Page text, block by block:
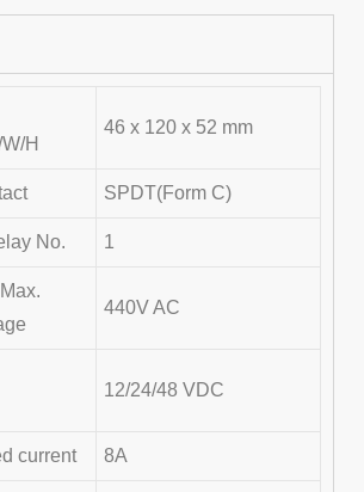
H
46 x 120 x 52 mm
SPDT(Form C)
No. 1
440V AC
12/24/48 VDC
current 8A